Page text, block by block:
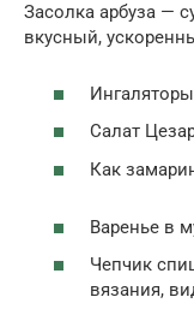
Засолка арбуза —
вкусный,
Салат
Как
Варенье в
Чепчик
вязания,